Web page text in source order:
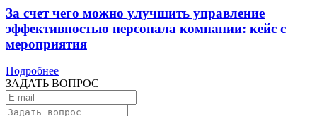
За счет чего можно улучшить управление
эффективностью персонала компании: кейс с
мероприятия
Подробнее
ЗАДАТЬ ВОПРОС